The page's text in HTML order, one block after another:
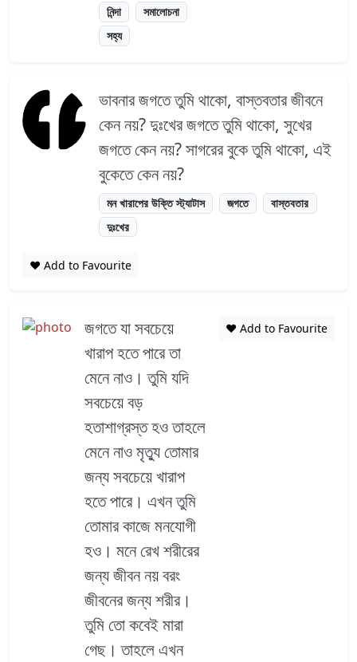
নিন্দা
সমালোচনা
সহ্য
ভাবনার জগতে তুমি থাকো, বাস্তবতার জীবনে
কেন নয়? দুঃখের জগতে তুমি থাকো, সুখের
জগতে কেন নয়? সাগরের বুকে তুমি থাকো, এই
বুকেতে কেন নয়?
মন খারাপের উক্তি স্ট্যাটাস জগতে
বাস্তবতার
দুঃখের
❤️ Add to Favourite
জগতে যা সবচেয়ে
খারাপ হতে পারে তা
মেনে নাও। তুমি যদি
সবচেয়ে বড়
হতাশাগ্রস্ত হও তাহলে
মেনে নাও মৃত্যু তোমার
জন্য সবচেয়ে খারাপ
হতে পারে। এখন তুমি
তোমার কাজে মনযোগী
হও। মনে রেখ শরীরের
জন্য জীবন নয় বরং
জীবনের জন্য শরীর।
তুমি তো কবেই মারা
গেছ। তাহলে এখন
❤️ Add to Favourite